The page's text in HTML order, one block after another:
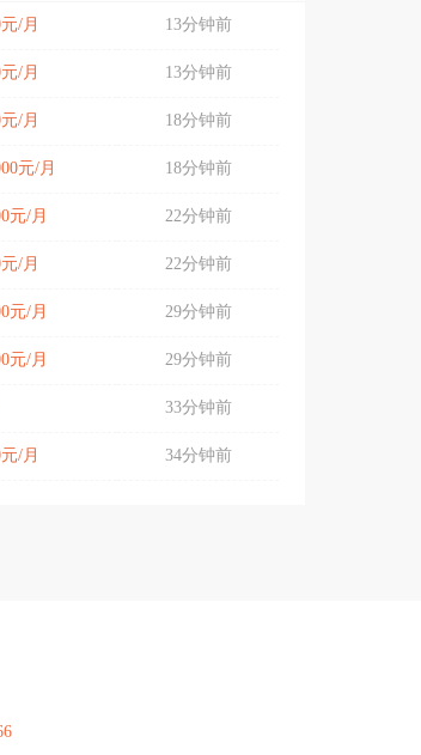
/月 13分钟前
/月 13分钟前
/月 18分钟前
元/月 18分钟前
元/月 22分钟前
/月 22分钟前
元/月 29分钟前
元/月 29分钟前
33分钟前
/月 34分钟前